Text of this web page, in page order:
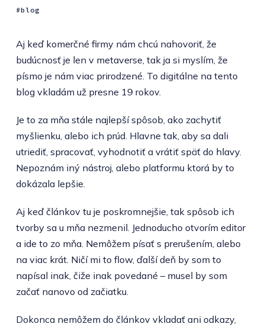
blog
Aj keď komerčné firmy nám chcú nahovoriť, že
budúcnosť je len v metaverse, tak ja si myslím, že
písmo je nám viac prirodzené. To digitálne na tento
blog vkladám už presne 19 rokov.
Je to za mňa stále najlepší spôsob, ako zachytiť
myšlienku, alebo ich prúd. Hlavne tak, aby sa dali
utriediť, spracovať, vyhodnotiť a vrátiť späť do hlavy.
Nepoznám iný nástroj, alebo platformu ktorá by to
dokázala lepšie.
Aj keď článkov tu je poskromnejšie, tak spôsob ich
tvorby sa u mňa nezmenil. Jednoducho otvorím editor
a ide to zo mňa. Nemôžem písať s prerušením, alebo
na viac krát. Ničí mi to flow, ďalší deň by som to
napísal inak, čiže inak povedané – musel by som
začať nanovo od začiatku.
Dokonca nemôžem do článkov vkladať ani odkazy,